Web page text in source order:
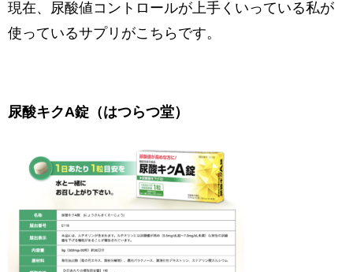
現在、尿酸値コントロールが上手くいっている私が
使っているサプリがこちらです。
尿酸キクA錠（はつらつ堂）